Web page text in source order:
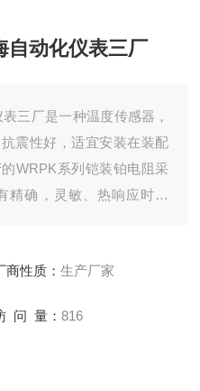
自动化仪表三厂
三厂是一种温度传感器，
震性好，适宜安装在装配
WRPK系列铠装铂电阻采
精确，灵敏、热响应时间
商性质： 生产厂家
问 量： 816